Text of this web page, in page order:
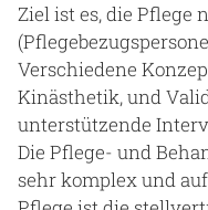
Ziel ist es, die Pflege
Verschiedene
Kinästhetik, und
unterstützende
Die Pflege- und
sehr komplex und